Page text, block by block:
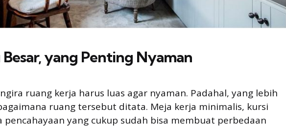
yang Penting Nyaman
ruang kerja harus luas agar nyaman. Padahal, yang lebih
ruang tersebut ditata. Meja kerja minimalis, kursi
pencahayaan yang cukup sudah bisa membuat perbedaan